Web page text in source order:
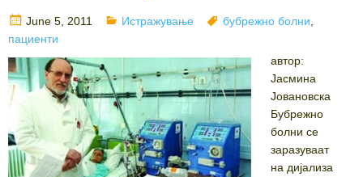
Posted
on
June 5, 2011 Categories
Истражување Tags
бубрежно болни
пациенти
автор:
Јасмина
Јовановска
Бубрежно
болни се
заразуваат
на дијализа